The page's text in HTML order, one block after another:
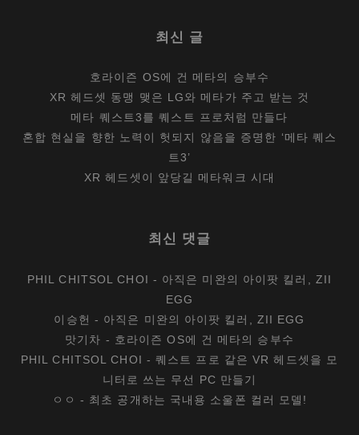
최신 글
호라이즌 OS에 건 메타의 승부수
XR 헤드셋 동맹 맺은 LG와 메타가 주고 받는 것
메타 퀘스트3를 퀘스트 프로처럼 만들다
혼합 현실을 향한 노력이 헛되지 않음을 증명한 ‘메타 퀘스
트3’
XR 헤드셋이 앞당길 메타워크 시대
최신 댓글
PHIL CHITSOL CHOI - 아직은 미완의 아이팟 킬러, ZII
EGG
이승헌 - 아직은 미완의 아이팟 킬러, ZII EGG
맛기차 - 호라이즌 OS에 건 메타의 승부수
PHIL CHITSOL CHOI -퀘스트 프로 같은 VR 헤드셋을 모
니터로 쓰는 무선 PC 만들기
ㅇㅇ - 최초 공개하는 국내용 소울폰 컬러 모델!